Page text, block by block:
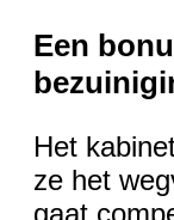
Een
Het
ze het